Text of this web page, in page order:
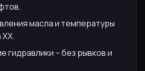
масла и температуры
ХХ.
гидравлики – без рывков и